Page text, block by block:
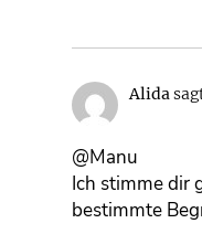
Alida
@Manu
Ich stimme dir
bestimmte